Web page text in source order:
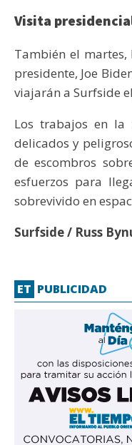
Visita
También el martes,
presidente, Joe
viajarán a Surfside
Los trabajos en la
delicados y
de escombros
esfuerzos para
sobrevivido en
Surfside / Russ
ET PUBLICIDAD